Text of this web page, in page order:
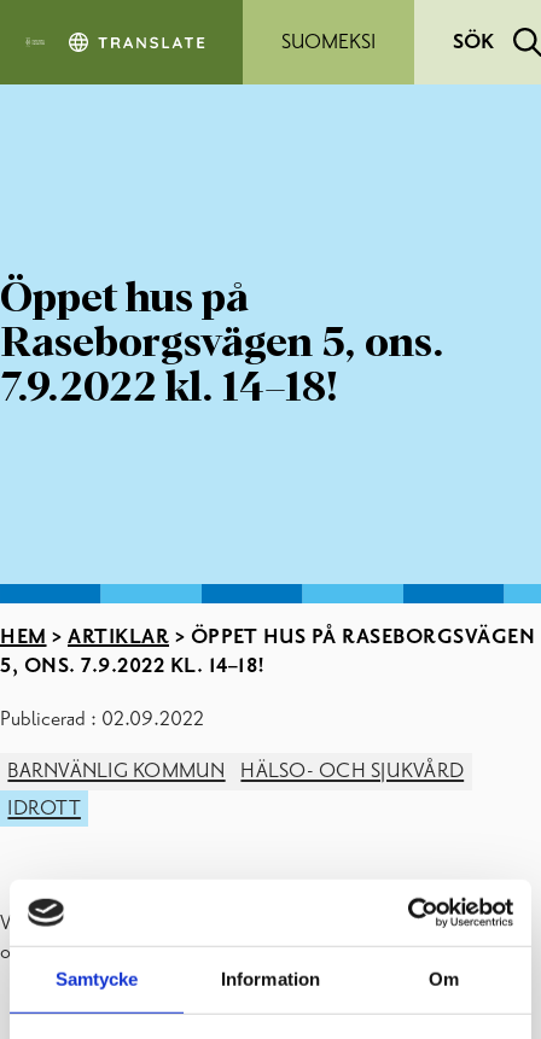
Samtycke Information Om
SUOMEKSI
SÖK
Öppet hus på
Raseborgsvägen 5, ons.
7.9.2022 kl. 14–18!
HEM > ARTIKLAR > ÖPPET HUS PÅ RASEBORGSVÄGEN
5, ONS. 7.9.2022 KL. 14–18!
Publicerad : 02.09.2022
BARNVÄNLIG KOMMUN
HÄLSO- OCH SJUKVÅRD
IDROTT
Välkomna att bekanta er med verksamheten på Raseborgsvägen 5,
onsdagen den 7 september 2022 kl. 14–18!